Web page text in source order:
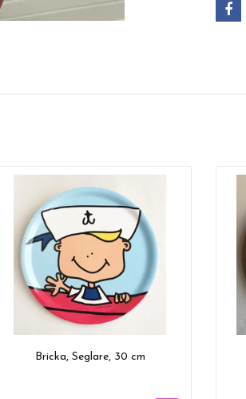
Bricka, Seglare, 30 cm